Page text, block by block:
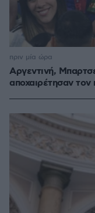
Αργεντινή,
αποχαιρέτησαν
πριν μία ώρα